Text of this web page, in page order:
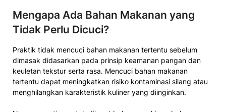
Mengapa Ada Bahan Makanan yang
Tidak Perlu Dicuci?
Praktik tidak mencuci bahan makanan tertentu sebelum
dimasak didasarkan pada prinsip keamanan pangan dan
keuletan tekstur serta rasa. Mencuci bahan makanan
tertentu dapat meningkatkan risiko kontaminasi silang atau
menghilangkan karakteristik kuliner yang diinginkan.